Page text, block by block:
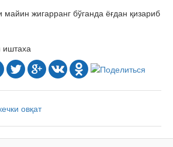
жигарранг бўганда ёғдан қизариб
овқат